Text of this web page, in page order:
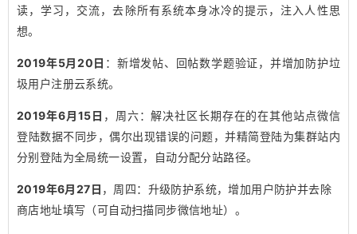
读，学习，交流，去除所有系统本身冰冷的提示，注入人性思
想。
2019年5月20日 ：新增发帖、回帖数学题验证，并增加防护垃
圾用户注册云系统。
2019年6月15日 ，周六：解决社区长期存在的在其他站点微信
登陆数据不同步，偶尔出现错误的问题，并精简登陆为集群站内
分别登陆为全局统一设置，自动分配分站路径。
2019年6月27日 ，周四：升级防护系统，增加用户防护并去除
商店地址填写（可自动扫描同步微信地址）。